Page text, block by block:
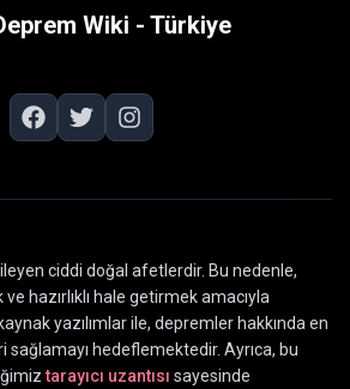
Wiki - Türkiye
ciddi doğal afetlerdir. Bu nedenle,
hazırlıklı hale getirmek amacıyla
yazılımlar ile, depremler hakkında en
sağlamayı hedeflemektedir. Ayrıca, bu
tarayıcı uzantısı sayesinde